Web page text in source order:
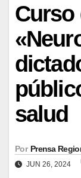
Curso
salud
Por Prensa
JUN 26, 2024